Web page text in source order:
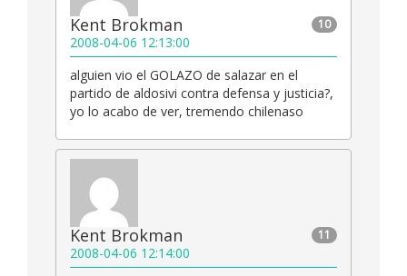
10
Kent Brokman
2008-04-06 12:13:00
alguien vio el GOLAZO de salazar en el
partido de aldosivi contra defensa y justicia?,
yo lo acabo de ver, tremendo chilenaso
11
Kent Brokman
2008-04-06 12:14:00